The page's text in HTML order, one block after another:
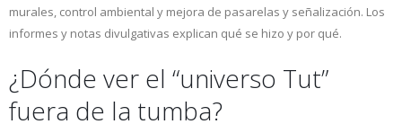
murales, control ambiental y mejora de pasarelas y señalización. Los
informes y notas divulgativas explican qué se hizo y por qué.
¿Dónde ver el “universo Tut”
fuera de la tumba?